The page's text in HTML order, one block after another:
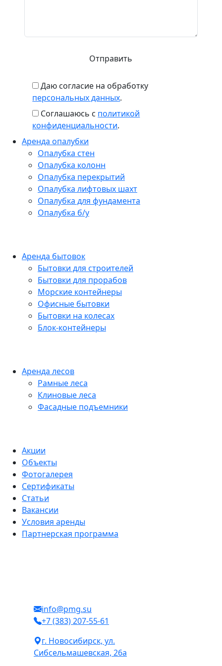
Даю согласие на обработку
персональных данных.
Соглашаюсь с политикой
конфиденциальности.
Аренда опалубки
Опалубка стен
Опалубка колонн
Опалубка перекрытий
Опалубка лифтовых шахт
Опалубка для фундамента
Опалубка б/у
Аренда бытовок
Бытовки для строителей
Бытовки для прорабов
Морские контейнеры
Офисные бытовки
Бытовки на колесах
Блок-контейнеры
Аренда лесов
Рамные леса
Клиновые леса
Фасадные подъемники
Акции
Объекты
Фотогалерея
Сертификаты
Статьи
Вакансии
Условия аренды
Партнерская программа
info@pmg.su
+7 (383) 207-55-61
г. Новосибирск, ул.
Сибсельмашевская, 26а